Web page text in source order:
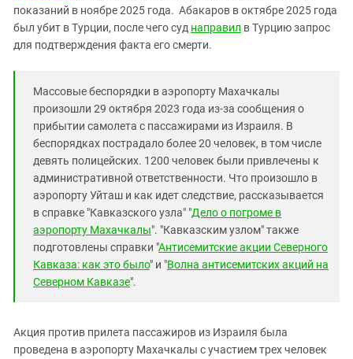
показаний в ноябре 2025 года. Абакаров в октябре 2025 года
был убит в Турции, после чего суд направил в Турцию запрос
для подтверждения факта его смерти.
Массовые беспорядки в аэропорту Махачкалы
произошли 29 октября 2023 года из-за сообщения о
прибытии самолета с пассажирами из Израиля. В
беспорядках пострадало более 20 человек, в том числе
девять полицейских. 1200 человек были привлечены к
административной ответственности. Что произошло в
аэропорту Уйташ и как идет следствие, рассказывается
в справке "Кавказского узла" "Дело о погроме в
аэропорту Махачкалы". "Кавказским узлом" также
подготовлены справки "Антисемитские акции Северного
Кавказа: как это было" и "Волна антисемитских акций на
Северном Кавказе".
Акция против прилета пассажиров из Израиля была
проведена в аэропорту Махачкалы с участием трех человек